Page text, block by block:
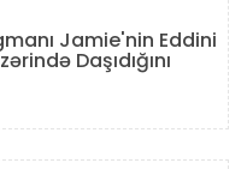
Jamie'nin Eddini
Daşıdığını